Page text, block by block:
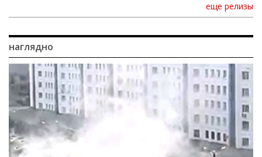
еще релизы
наглядно